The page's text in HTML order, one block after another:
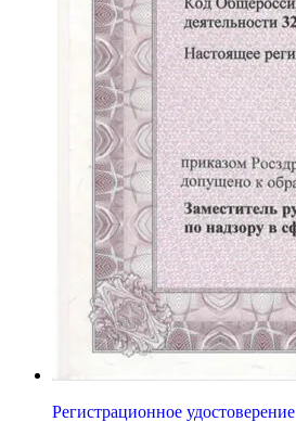
Регистрационное удостоверение